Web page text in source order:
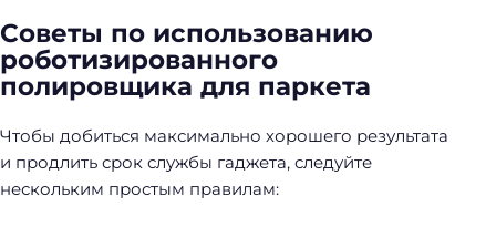
Советы по использованию
роботизированного
полировщика для паркета
Чтобы добиться максимально хорошего результата
и продлить срок службы гаджета, следуйте
нескольким простым правилам:
и
: